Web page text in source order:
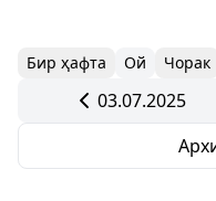
Бир ҳафта Ой Чорак
03.07.2025